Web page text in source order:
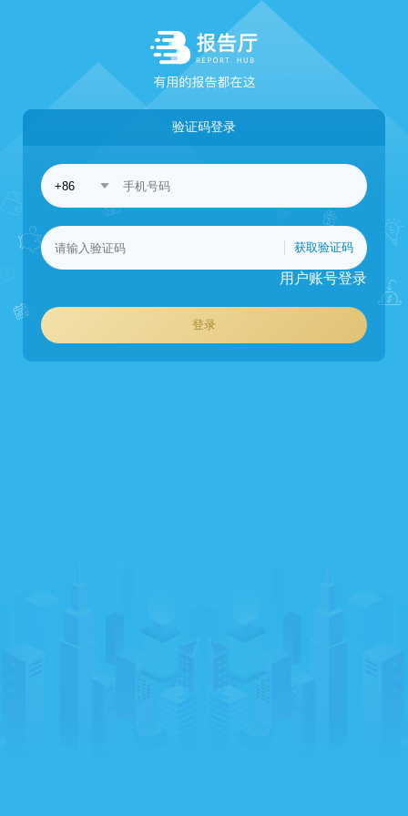
验证码登录
获取验证码
用户账号登录
登录